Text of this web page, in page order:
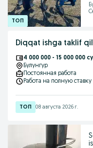
4 000 000 - 15 000 000
Булунгур
Постоянная работа
Работа на полную ставку
08 августа 2026 г.